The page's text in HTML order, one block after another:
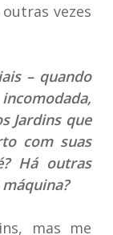
vezes
– quando
Jardins que
com suas
Há outras
mas me